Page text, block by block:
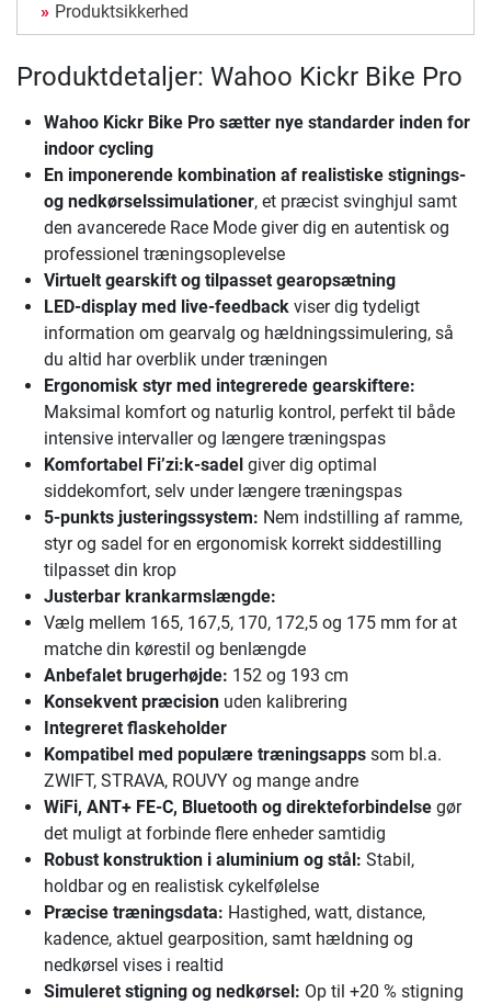
Produktsikkerhed
Produktdetaljer: Wahoo Kickr Bike Pro
Wahoo Kickr Bike Pro sætter nye standarder inden for
indoor cycling
En imponerende kombination af realistiske stignings-
og nedkørselssimulationer, et præcist svinghjul samt
den avancerede Race Mode giver dig en autentisk og
professionel træningsoplevelse
Virtuelt gearskift og tilpasset gearopsætning
LED-display med live-feedback viser dig tydeligt
information om gearvalg og hældningssimulering, så
du altid har overblik under træningen
Ergonomisk styr med integrerede gearskiftere:
Maksimal komfort og naturlig kontrol, perfekt til både
intensive intervaller og længere træningspas
Komfortabel Fi’zi:k-sadel giver dig optimal
siddekomfort, selv under længere træningspas
5-punkts justeringssystem: Nem indstilling af ramme,
styr og sadel for en ergonomisk korrekt siddestilling
tilpasset din krop
Justerbar krankarmslængde:
Vælg mellem 165, 167,5, 170, 172,5 og 175 mm for at
matche din kørestil og benlængde
Anbefalet brugerhøjde: 152 og 193 cm
Konsekvent præcision uden kalibrering
Integreret flaskeholder
Kompatibel med populære træningsapps som bl.a.
ZWIFT, STRAVA, ROUVY og mange andre
WiFi, ANT+ FE-C, Bluetooth og direkteforbindelse gør
det muligt at forbinde flere enheder samtidig
Robust konstruktion i aluminium og stål: Stabil,
holdbar og en realistisk cykelfølelse
Præcise træningsdata: Hastighed, watt, distance,
kadence, aktuel gearposition, samt hældning og
nedkørsel vises i realtid
Simuleret stigning og nedkørsel: Op til +20 % stigning